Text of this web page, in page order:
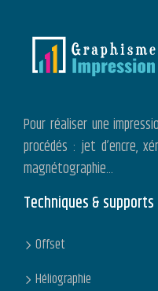
Pour réaliser une
procédés : jet d’encre,
magnétographie…
Techniques & supports
Offset
Héliographie